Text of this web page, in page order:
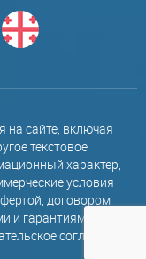
сайте, включая
текстовое
характер,
условия
договором
и гарантиями,
соглашение